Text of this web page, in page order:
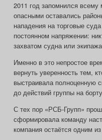
2011 год запомнился всему
опасными оставались
нападения на торговые
постоянном напряжении:
захватом судна или
Именно в это непростое
вернуть уверенность тем,
выстраивала полноценную
до действий группы на
С тех пор «РСБ‑Групп»
сформировала команду
компания остаётся одним